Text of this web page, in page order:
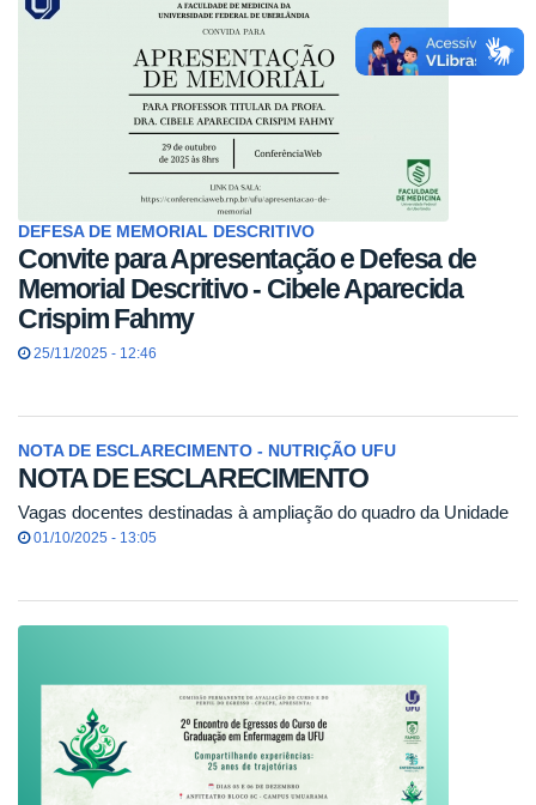
DEFESA DE MEMORIAL DESCRITIVO
Convite para Apresentação e Defesa de
Memorial Descritivo - Cibele Aparecida
Crispim Fahmy
25/11/2025 - 12:46
NOTA DE ESCLARECIMENTO - NUTRIÇÃO UFU
NOTA DE ESCLARECIMENTO
Vagas docentes destinadas à ampliação do quadro da Unidade
01/10/2025 - 13:05